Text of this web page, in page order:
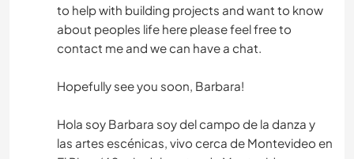
to help with building projects and want to know
about peoples life here please feel free to
contact me and we can have a chat.
Hopefully see you soon, Barbara!
Hola soy Barbara soy del campo de la danza y
las artes escénicas, vivo cerca de Montevideo en